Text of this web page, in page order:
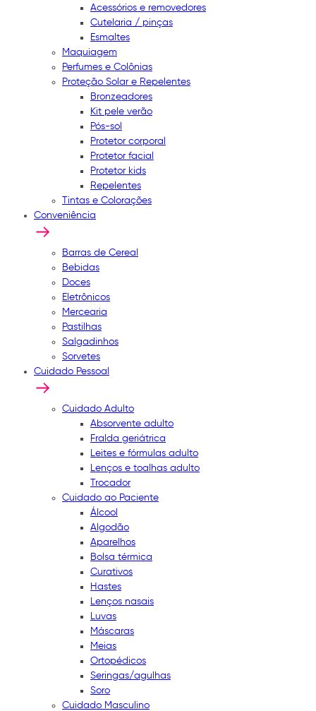
Acessórios e removedores
Cutelaria / pinças
Esmaltes
Maquiagem
Perfumes e Colônias
Proteção Solar e Repelentes
Bronzeadores
Kit pele verão
Pós-sol
Protetor corporal
Protetor facial
Protetor kids
Repelentes
Tintas e Colorações
Conveniência
Barras de Cereal
Bebidas
Doces
Eletrônicos
Mercearia
Pastilhas
Salgadinhos
Sorvetes
Cuidado Pessoal
Cuidado Adulto
Absorvente adulto
Fralda geriátrica
Leites e fórmulas adulto
Lenços e toalhas adulto
Trocador
Cuidado ao Paciente
Álcool
Algodão
Aparelhos
Bolsa térmica
Curativos
Hastes
Lenços nasais
Luvas
Máscaras
Meias
Ortopédicos
Seringas/agulhas
Soro
Cuidado Masculino